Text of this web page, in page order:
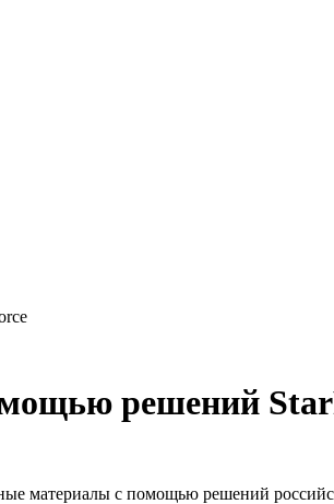
решений
материалы с помощью решений